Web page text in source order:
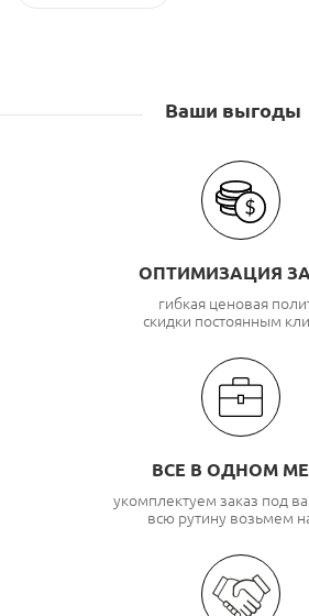
Ваши выгоды
ОПТИМИЗАЦИЯ
гибкая ценовая
скидки постоянным
ВСЕ В ОДНОМ
укомплектуем заказ под
всю рутину возьмем